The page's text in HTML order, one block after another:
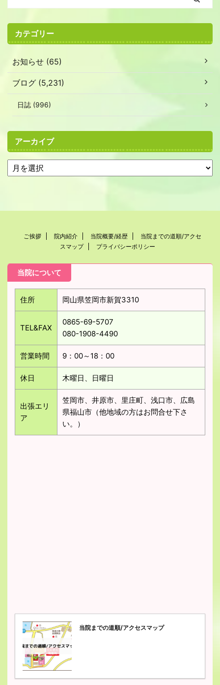
カテゴリー
お知らせ (65)
ブログ (5,231)
日誌 (996)
アーカイブ
ご挨拶 院内紹介 当院概要/経歴
当院までの道順/アクセ
スマップ
プライバシーポリシー
当院について
住所 岡山県笠岡市新賀3310
TEL&FAX
0865-69-5707
080-1908-4490
営業時間 9：00～18：00
休日 木曜日、日曜日
出張エリ
ア
笠岡市、井原市、里庄町、浅口市、広島
県福山市（他地域の方はお問合せ下さ
い。）
当院までの道順/アクセスマップ